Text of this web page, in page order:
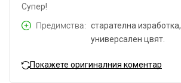
Супер!
Предимства
старателна изработка,
универсален цвят.
Покажете оригиналния коментар